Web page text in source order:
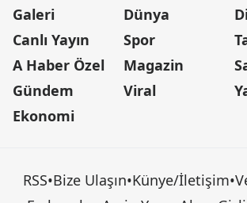
Galeri
Canlı Yayın
A Haber Özel
Gündem
Ekonomi
Dünya
Spor
Magazin
Viral
RSS•Bize Ulaşın•Künye/İletişim•